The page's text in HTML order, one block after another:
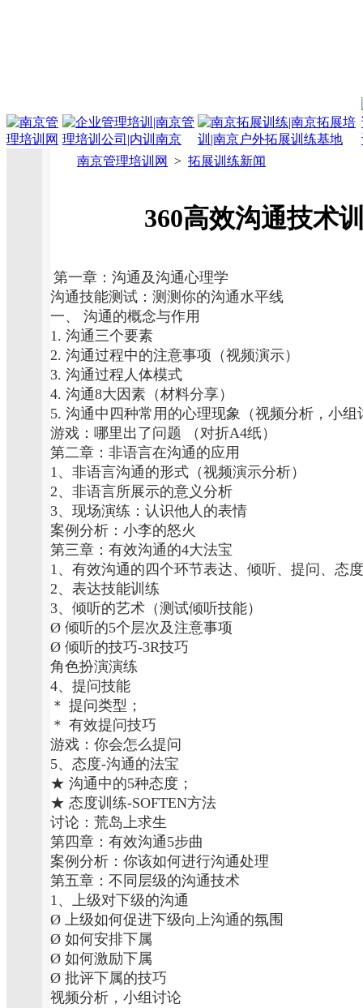
南京管理培训网 > 拓展训练新闻
360高效沟通技术
第一章：沟通及沟通心理学
沟通技能测试：测测你的沟通水平线
一、 沟通的概念与作用
1. 沟通三个要素
2. 沟通过程中的注意事项（视频演示）
3. 沟通过程人体模式
4. 沟通8大因素（材料分享）
5. 沟通中四种常用的心理现象（视频分析，小组
游戏：哪里出了问题 （对折A4纸）
第二章：非语言在沟通的应用
1、非语言沟通的形式（视频演示分析）
2、非语言所展示的意义分析
3、现场演练：认识他人的表情
案例分析：小李的怒火
第三章：有效沟通的4大法宝
1、有效沟通的四个环节表达、倾听、提问、态度
2、表达技能训练
3、倾听的艺术（测试倾听技能）
Ø 倾听的5个层次及注意事项
Ø 倾听的技巧-3R技巧
角色扮演演练
4、提问技能
＊ 提问类型；
＊ 有效提问技巧
游戏：你会怎么提问
5、态度-沟通的法宝
★ 沟通中的5种态度；
★ 态度训练-SOFTEN方法
讨论：荒岛上求生
第四章：有效沟通5步曲
案例分析：你该如何进行沟通处理
第五章：不同层级的沟通技术
1、上级对下级的沟通
Ø 上级如何促进下级向上沟通的氛围
Ø 如何安排下属
Ø 如何激励下属
Ø 批评下属的技巧
视频分析，小组讨论